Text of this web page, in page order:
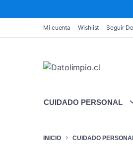
Mi cuenta Wishlist Seguir
CUIDADO PERSONAL
INICIO CUIDADO